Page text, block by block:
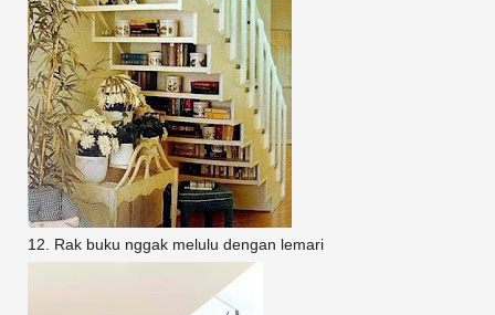
12. Rak buku nggak melulu dengan lemari